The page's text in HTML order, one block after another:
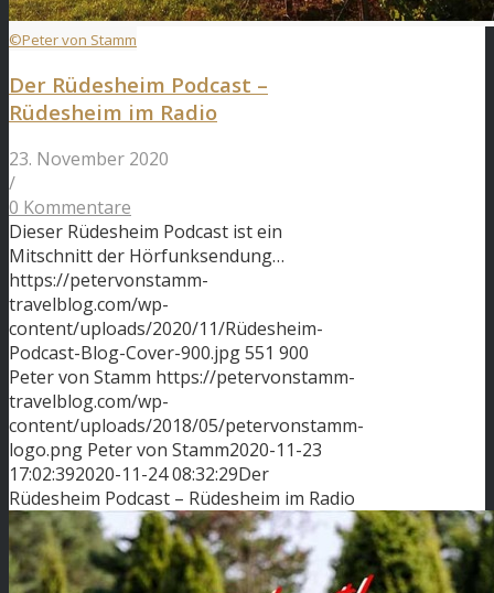
©Peter von Stamm
Der Rüdesheim Podcast –
Rüdesheim im Radio
23. November 2020
/
0 Kommentare
Dieser Rüdesheim Podcast ist ein
Mitschnitt der Hörfunksendung…
https://petervonstamm-
travelblog.com/wp-
content/uploads/2020/11/Rüdesheim-
Podcast-Blog-Cover-900.jpg551 900
Peter von Stamm https://petervonstamm-
travelblog.com/wp-
content/uploads/2018/05/petervonstamm-
logo.png Peter von Stamm2020-11-23
17:02:392020-11-24 08:32:29Der
Rüdesheim Podcast – Rüdesheim im Radio